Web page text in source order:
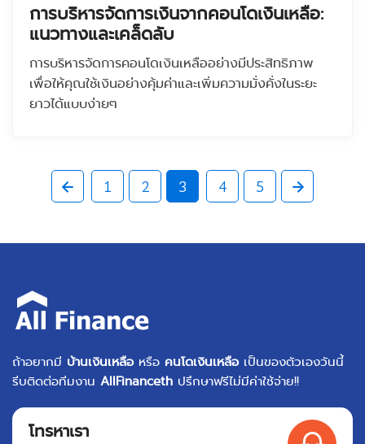
การบริหารจัดการเงินจากคอนโดเงินเหลือ:
แนวทางและเคล็ดลับ
การบริหารจัดการคอนโดเงินเหลืออย่างมีประสิทธิภาพ
เพื่อให้คุณใช้เงินอย่างคุ้มค่าและเพิ่มความมั่งคั่งในระยะ
ยาวได้แบบง่ายๆ
1 2 3 4 5
ถ้าอยากมี บ้านเงินเหลือ หรือ คนโดเงินเหลือ เป็นของตัวเองวันนี้
รีบติดต่อทีมงาน AllFinanceth ปรึกษาฟรีไม่มีค่าใช้จ่าย!!
โทรหาเรา